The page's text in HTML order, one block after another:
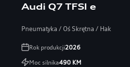
Audi Q7 TFSI e
Pneumatyka / Oś Skrętna / Hak
Rok produkcji2026
Moc silnika490KM